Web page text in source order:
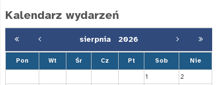
Kalendarz wydarzeń
sierpnia 2026
Pon Wt Śr Cz Pt Sob Nie
1
2